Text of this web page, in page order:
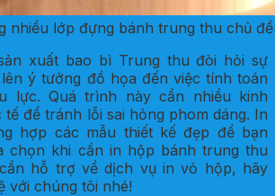
nhiều lớp đựng bánh trung thu chủ
xuất bao bì Trung thu đòi hỏi sự
ý tưởng đồ họa đến việc tính toán
lực. Quá trình này cần nhiều kinh
để tránh lỗi sai hỏng phom dáng. In
hợp các mẫu thiết kế đẹp để bạn
chọn khi cần in hộp bánh trung thu
hỗ trợ về dịch vụ in vỏ hộp, hãy
với chúng tôi nhé!